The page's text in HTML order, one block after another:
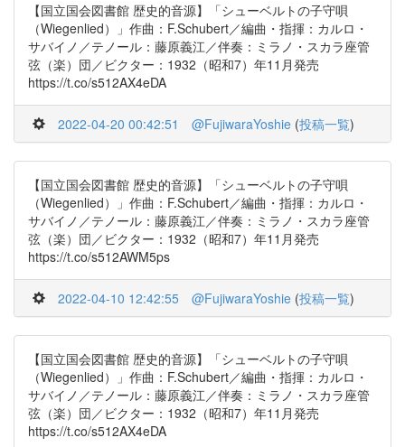
【国立国会図書館 歴史的音源】「シューベルトの子守唄
（Wiegenlied）」作曲：F.Schubert／編曲・指揮：カルロ・
サバイノ／テノール：藤原義江／伴奏：ミラノ・スカラ座管
弦（楽）団／ビクター：1932（昭和7）年11月発売
https://t.co/s512AX4eDA
2022-04-20 00:42:51 @FujiwaraYoshie (投稿一覧)
【国立国会図書館 歴史的音源】「シューベルトの子守唄
（Wiegenlied）」作曲：F.Schubert／編曲・指揮：カルロ・
サバイノ／テノール：藤原義江／伴奏：ミラノ・スカラ座管
弦（楽）団／ビクター：1932（昭和7）年11月発売
https://t.co/s512AWM5ps
2022-04-10 12:42:55 @FujiwaraYoshie (投稿一覧)
【国立国会図書館 歴史的音源】「シューベルトの子守唄
（Wiegenlied）」作曲：F.Schubert／編曲・指揮：カルロ・
サバイノ／テノール：藤原義江／伴奏：ミラノ・スカラ座管
弦（楽）団／ビクター：1932（昭和7）年11月発売
https://t.co/s512AX4eDA